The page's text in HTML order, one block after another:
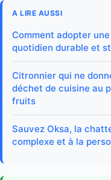
A LIRE AUSSI
Comment adopter
quotidien durable et
Citronnier qui ne
déchet de cuisine au
fruits
Sauvez Oksa, la
complexe et à la